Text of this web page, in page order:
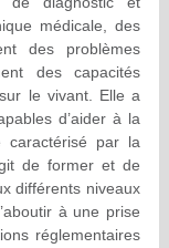
médicale, des
des problèmes
des capacités
le vivant. Elle a
d’aider à la
caractérisé par la
de former et de
différents niveaux
à une prise
réglementaires